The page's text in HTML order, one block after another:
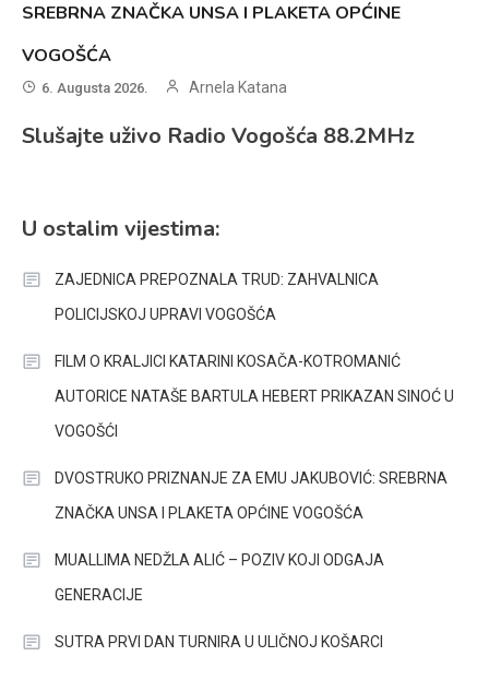
SREBRNA ZNAČKA UNSA I PLAKETA OPĆINE
VOGOŠĆA
6. Augusta 2026. Arnela Katana
Slušajte uživo Radio Vogošća 88.2MHz
U ostalim vijestima:
ZAJEDNICA PREPOZNALA TRUD: ZAHVALNICA
POLICIJSKOJ UPRAVI VOGOŠĆA
FILM O KRALJICI KATARINI KOSAČA-KOTROMANIĆ
AUTORICE NATAŠE BARTULA HEBERT PRIKAZAN SINOĆ U
VOGOŠĆI
DVOSTRUKO PRIZNANJE ZA EMU JAKUBOVIĆ: SREBRNA
ZNAČKA UNSA I PLAKETA OPĆINE VOGOŠĆA
MUALLIMA NEDŽLA ALIĆ – POZIV KOJI ODGAJA
GENERACIJE
SUTRA PRVI DAN TURNIRA U ULIČNOJ KOŠARCI